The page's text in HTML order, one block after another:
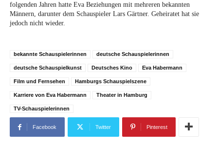
folgenden Jahren hatte Eva Beziehungen mit mehreren bekannten
Männern, darunter dem Schauspieler Lars Gärtner. Geheiratet hat sie
jedoch nicht wieder.
bekannte Schauspielerinnen deutsche Schauspielerinnen
deutsche Schauspielkunst Deutsches Kino Eva Habermann
Film und Fernsehen Hamburgs Schauspielszene
Karriere von Eva Habermann Theater in Hamburg
TV-Schauspielerinnen
Facebook Twitter Pinterest